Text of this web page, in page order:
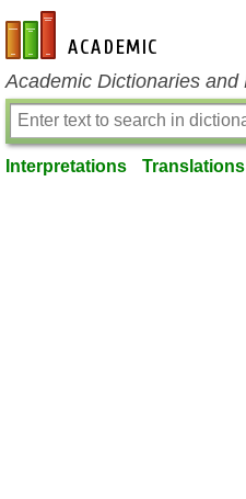
en-academic.com
Academic Dictionaries and
Interpretations Translations